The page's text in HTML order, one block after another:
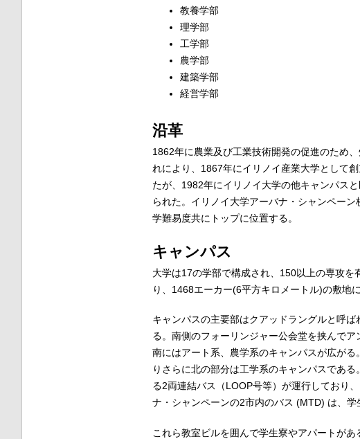
教養学部
理学部
工学部
農学部
建築学部
経営学部
沿革
1862年に農業及び工業技術開発の促進のため
れにより、1867年にイリノイ産業大学として
たが、1982年にイリノイ大学の他キャンパス
られた。イリノイ大学アーバナ・シャンペー
学難易度共にトップに位置する。
キャンパス
大学は17の学部で構成され、150以上の専攻
り、1468エーカー(6平方キロメートル)の敷地
キャンパスの主要部はクアッドラングルと呼
る。南側のフォーリンジャー公会堂を挟んで
南にはアート系、農学系のキャンパスが広が
りさらに北の部分は工学系のキャンパスであ
る2両連結バス（LOOP号等）が運行しており
ナ・シャンペーンの2市内のバス (MTD) は、学
これら教室ビルを囲んで学生寮やアパートが